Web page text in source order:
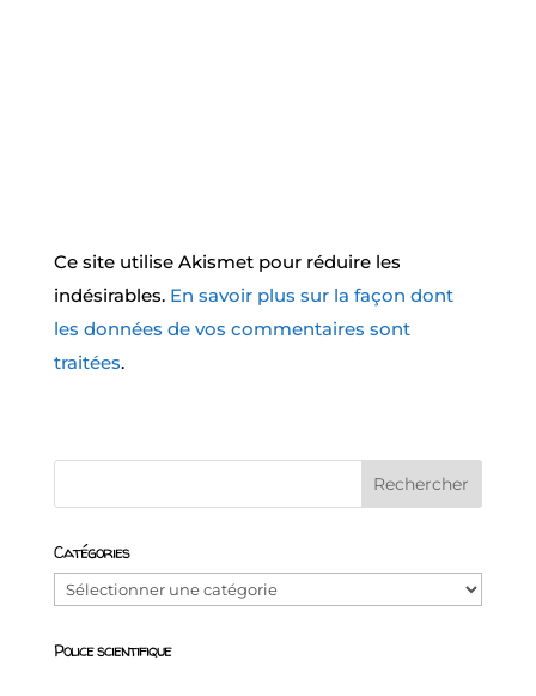
Ce site utilise Akismet pour réduire les
indésirables. En savoir plus sur la façon dont
les données de vos commentaires sont
traitées.
Catégories
Catégories
Police scientifique